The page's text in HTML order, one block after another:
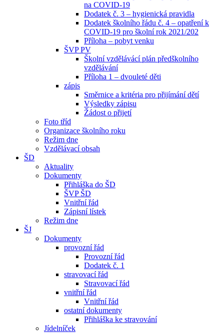
na COVID-19
Dodatek č. 3 – hygienická pravidla
Dodatek školního řádu č. 4 – opatření k
COVID-19 pro školní rok 2021/202
Příloha – pobyt venku
ŠVP PV
Školní vzdělávácí plán předškolního
vzdělávání
Příloha 1 – dvouleté děti
zápis
Směrnice a kritéria pro přijímání dětí
Výsledky zápisu
Žádost o přijetí
Foto tříd
Organizace školního roku
Režim dne
Vzdělávací obsah
ŠD
Aktuality
Dokumenty
Přihláška do ŠD
ŠVP ŠD
Vnitřní řád
Zápisní lístek
Režim dne
ŠJ
Dokumenty
provozní řád
Provozní řád
Dodatek č. 1
stravovací řád
Stravovací řád
vnitřní řád
Vnitřní řád
ostatní dokumenty
Přihláška ke stravování
Jídelníček